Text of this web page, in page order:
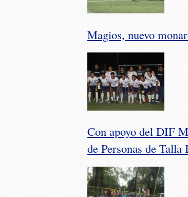
Magios, nuevo
Con apoyo del DIF
de Personas de Talla